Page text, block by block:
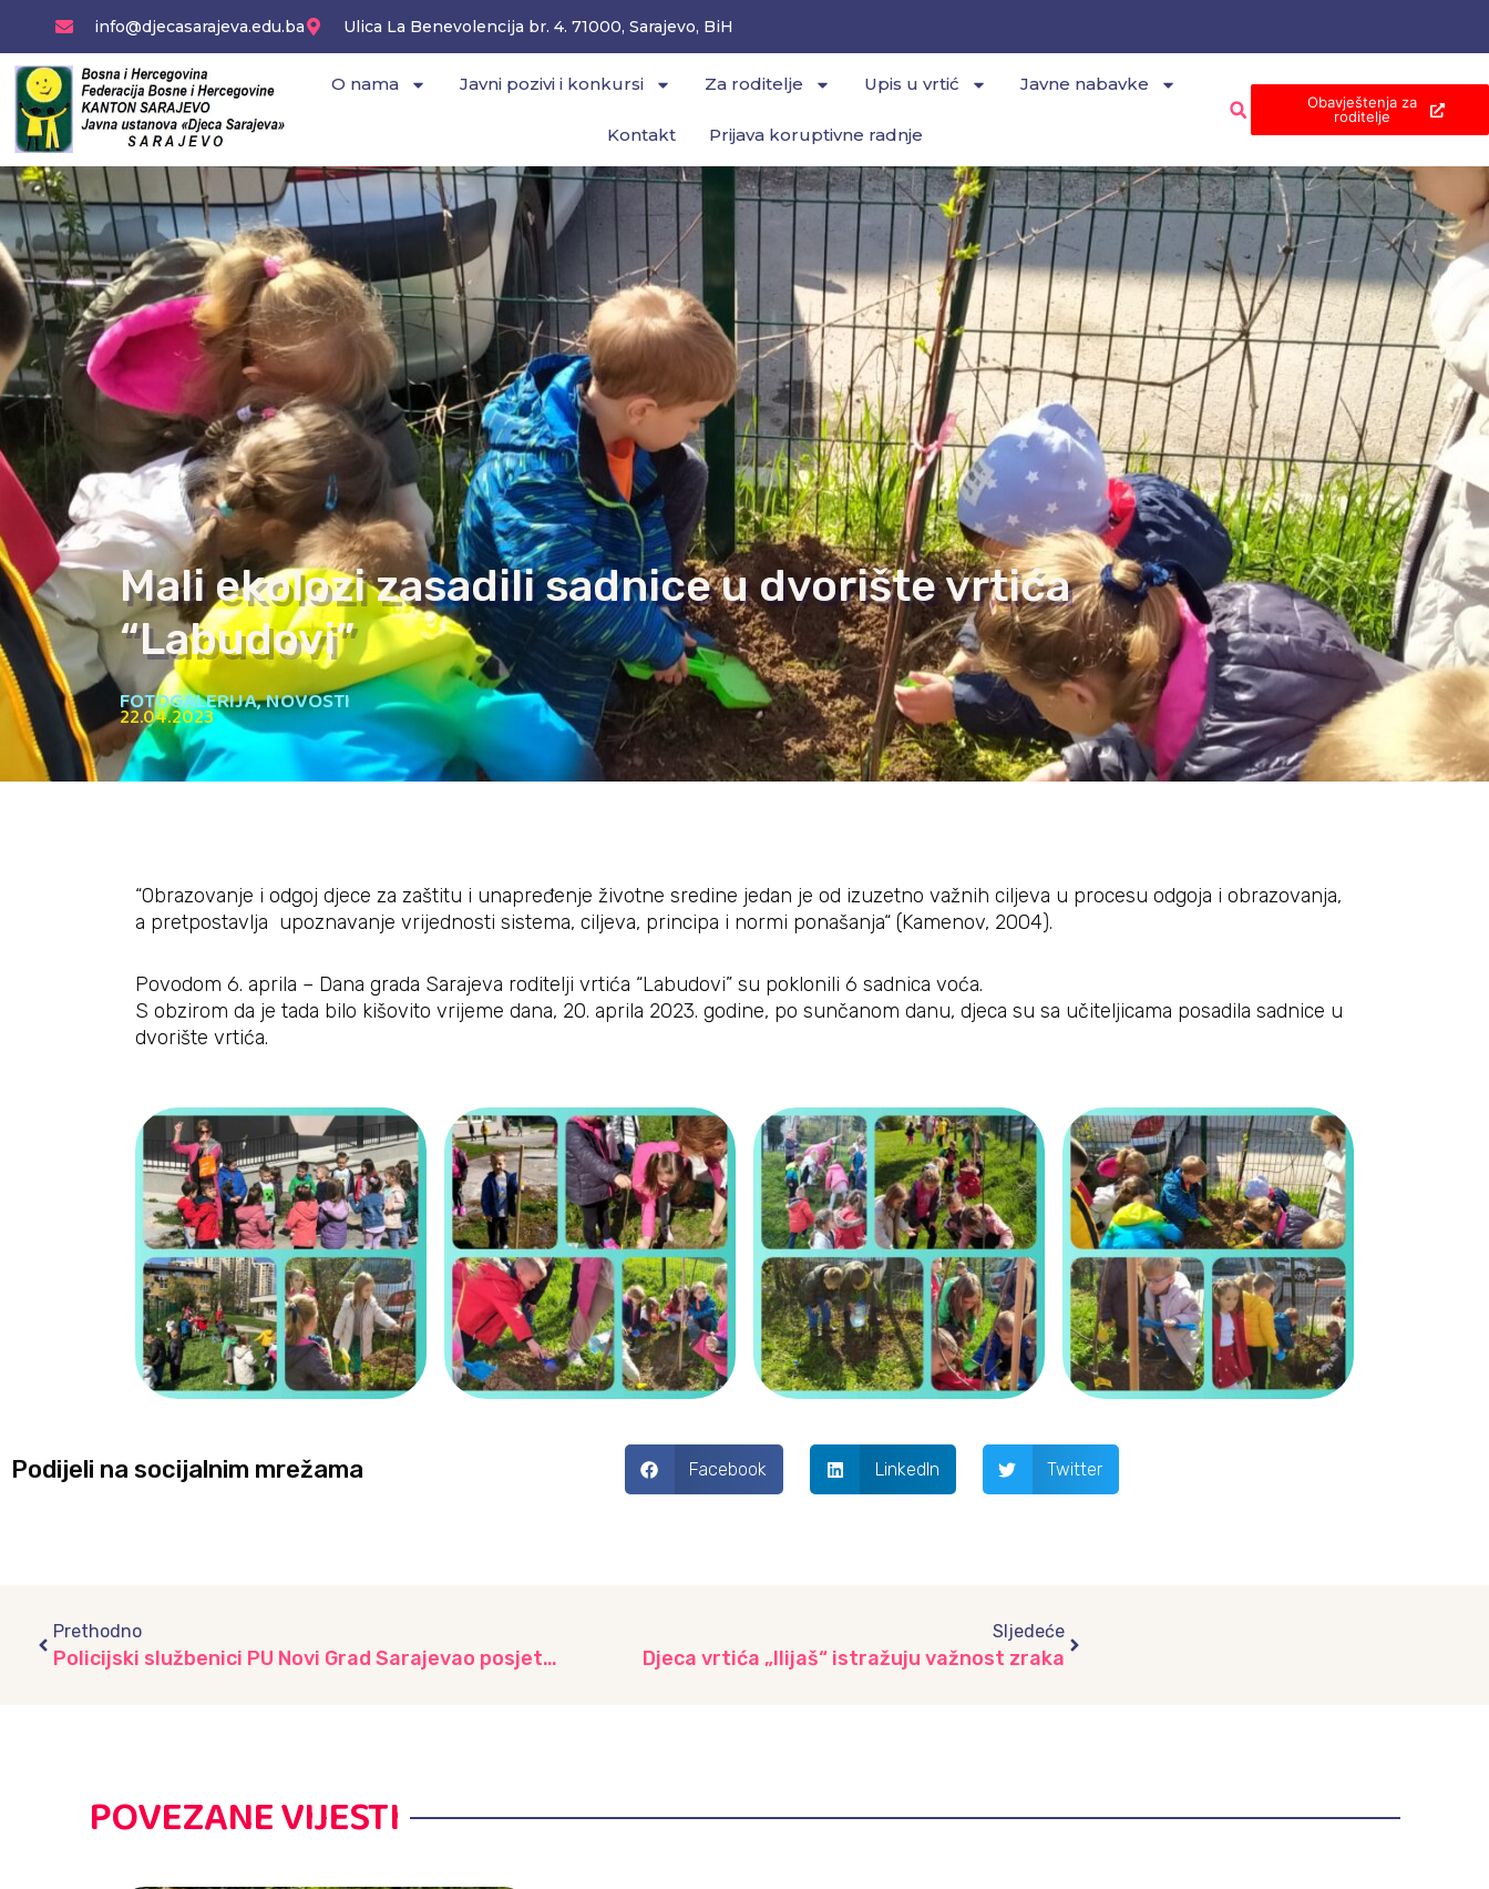
content
info@djecasarajeva.edu.ba Ulica La Benevolencija br. 4. 71000, Sarajevo, BiH
O nama Javni pozivi i konkursi Za roditelje Upis u vrtić Javne nabavke
Kontakt Prijava koruptivne radnje
Obavještenja za
roditelje
Mali ekolozi zasadili sadnice u dvorište vrtića
“Labudovi”
FOTOGALERIJA,NOVOSTI
22.04.2023
“Obrazovanje i odgoj djece za zaštitu i unapređenje životne sredine jedan je od izuzetno važnih ciljeva u procesu odgoja i obrazovanja,
a pretpostavlja upoznavanje vrijednosti sistema, ciljeva, principa i normi ponašanja“ (Kamenov, 2004).
Povodom 6. aprila – Dana grada Sarajeva roditelji vrtića “Labudovi” su poklonili 6 sadnica voća.
S obzirom da je tada bilo kišovito vrijeme dana, 20. aprila 2023. godine, po sunčanom danu, djeca su sa učiteljicama posadila sadnice u
dvorište vrtića.
Podijeli na socijalnim mrežama Facebook LinkedIn Twitter
Prethodno
Policijski službenici PU Novi Grad Sarajevao posjetili vrtić “ŽIŠ”
Sljedeće
Djeca vrtića „Ilijaš“ istražuju važnost zraka
POVEZANE VIJESTI